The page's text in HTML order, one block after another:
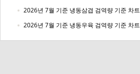
2026년 7월 기준 냉동삼겹 검역량 기준 차트
2026년 7월 기준 냉동우육 검역량 기준 차트